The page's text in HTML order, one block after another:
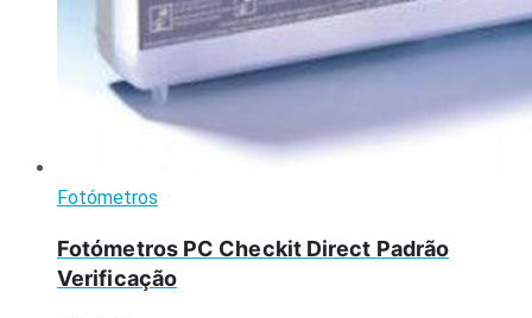
Fotómetros
Fotómetros PC Checkit Direct Padrão
Verificação